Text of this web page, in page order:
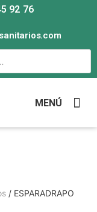
92 76
MENÚ
/ ESPARADRAPO